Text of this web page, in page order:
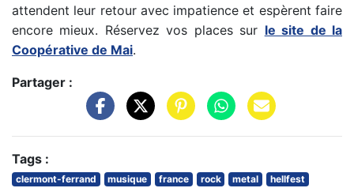
attendent leur retour avec impatience et espèrent faire
encore mieux. Réservez vos places sur le site de la
Coopérative de Mai.
Partager :
Tags :
clermont-ferrand musique france rock metal
hellfest